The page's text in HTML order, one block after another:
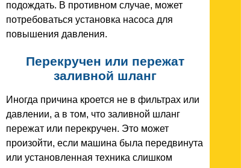
подождать. В противном случае, может
потребоваться установка насоса для
повышения давления.
Перекручен или пережат
заливной шланг
Иногда причина кроется не в фильтрах или
давлении, а в том, что заливной шланг
пережат или перекручен. Это может
произойти, если машина была передвинута
или установленная техника слишком